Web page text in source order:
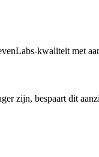
kwaliteit met
zijn, bespaart dit